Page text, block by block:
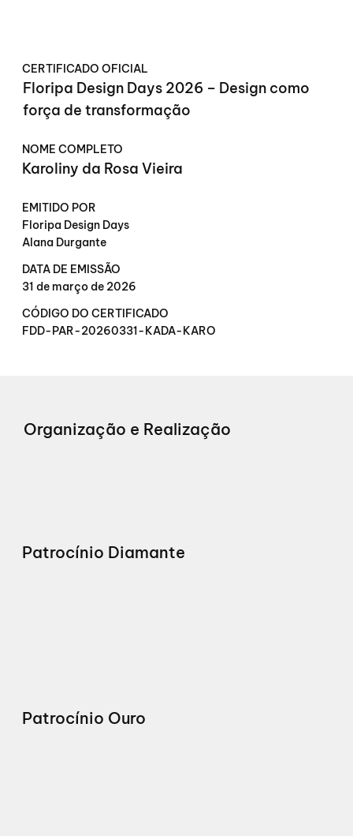
CERTIFICADO OFICIAL
Floripa Design Days 2026 – Design como
força de transformação
NOME COMPLETO
Karoliny da Rosa Vieira
DATA DE EMISSÃO
31 de março de 2026
EMITIDO POR
Floripa Design Days
Alana Durgante
CÓDIGO DO CERTIFICADO
FDD-PAR-20260331-KADA-KARO
Organização e Realização
Patrocínio Diamante
Patrocínio Ouro